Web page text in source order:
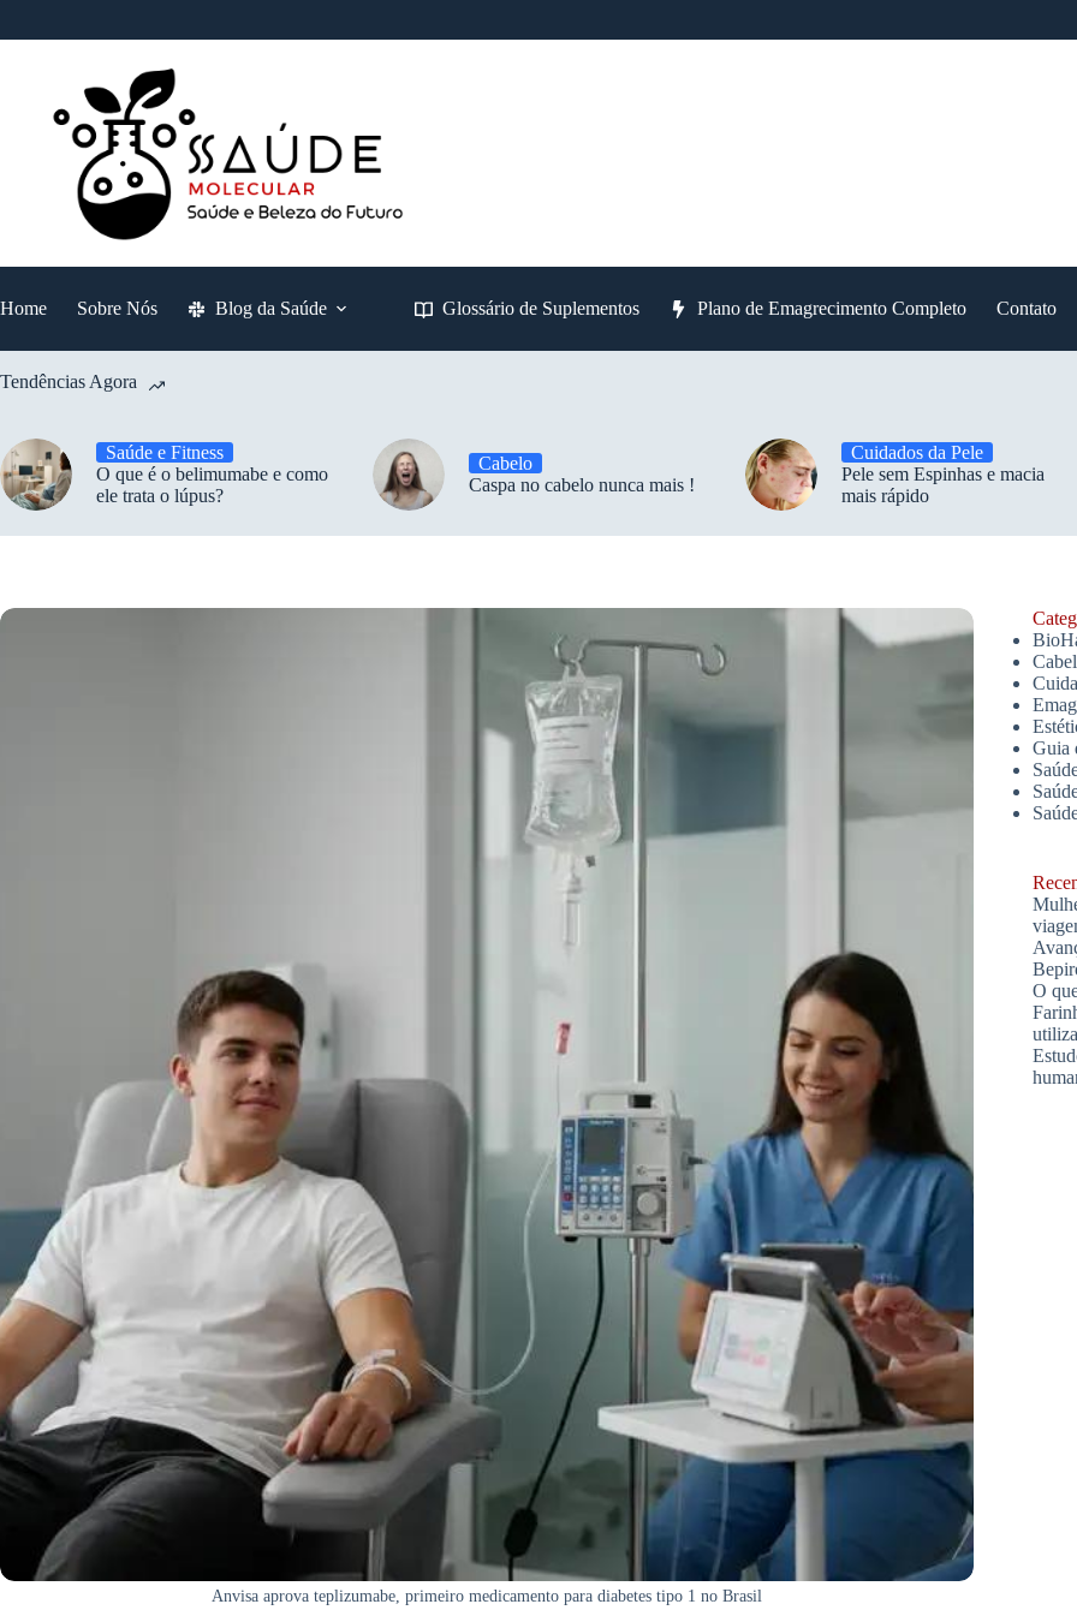
Home Sobre Nós Blog da Saúde Glossário de Suplementos Plano de Emagrecimento Completo Contato
Tendências Agora
Saúde e Fitness
O que é o belimumabe e como
ele trata o lúpus?
Cabelo
Caspa no cabelo nunca mais !
Cuidados da Pele
Pele sem Espinhas e macia
mais rápido
Anvisa aprova teplizumabe, primeiro medicamento para diabetes tipo 1 no Brasil
Guia
O